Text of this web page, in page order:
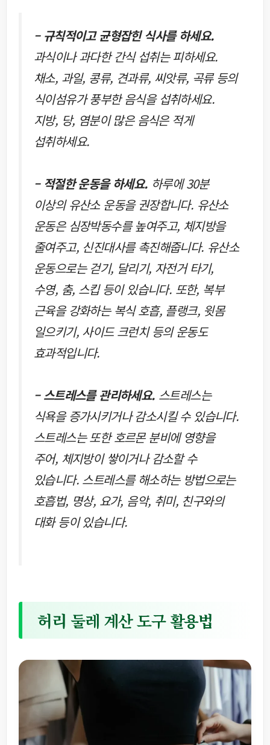
– 규칙적이고 균형잡힌 식사를 하세요.
과식이나 과다한 간식 섭취는 피하세요.
채소, 과일, 콩류, 견과류, 씨앗류, 곡류 등의
식이섬유가 풍부한 음식을 섭취하세요.
지방, 당, 염분이 많은 음식은 적게
섭취하세요.
– 적절한 운동을 하세요. 하루에 30분
이상의 유산소 운동을 권장합니다. 유산소
운동은 심장박동수를 높여주고, 체지방을
줄여주고, 신진대사를 촉진해줍니다. 유산소
운동으로는 걷기, 달리기, 자전거 타기,
수영, 춤, 스킵 등이 있습니다. 또한, 복부
근육을 강화하는 복식 호흡, 플랭크, 윗몸
일으키기, 사이드 크런치 등의 운동도
효과적입니다.
– 스트레스를 관리하세요. 스트레스는
식욕을 증가시키거나 감소시킬 수 있습니다.
스트레스는 또한 호르몬 분비에 영향을
주어, 체지방이 쌓이거나 감소할 수
있습니다. 스트레스를 해소하는 방법으로는
호흡법, 명상, 요가, 음악, 취미, 친구와의
대화 등이 있습니다.
허리 둘레 계산 도구 활용법